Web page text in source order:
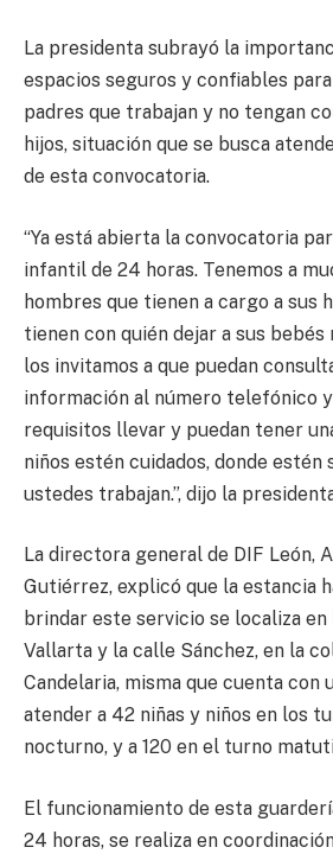
La presidenta subrayó la
espacios seguros y confiables
padres que trabajan y no tengan
hijos, situación que se busca
de esta convocatoria.
“Ya está abierta la convocatoria
infantil de 24 horas. Tenemos a
hombres que tienen a cargo a sus
tienen con quién dejar a sus
los invitamos a que puedan
información al número telefónico
requisitos llevar y puedan tener
niños estén cuidados, donde estén
ustedes trabajan.”, dijo la
La directora general de DIF León,
Gutiérrez, explicó que la estancia
brindar este servicio se localiza
Vallarta y la calle Sánchez, en la
Candelaria, misma que cuenta con
atender a 42 niñas y niños en los
nocturno, y a 120 en el turno
El funcionamiento de esta
24 horas, se realiza en